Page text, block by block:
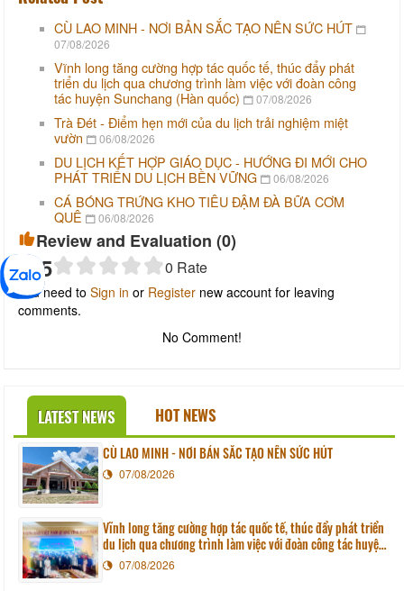
CÙ LAO MINH - NƠI BẢN SẮC TẠO NÊN SỨC HÚT
07/08/2026
Vĩnh long tăng cường hợp tác quốc tế, thúc đẩy phát
triển du lịch qua chương trình làm việc với đoàn công
tác huyện Sunchang (Hàn quốc)
07/08/2026
Trà Đét - Điểm hẹn mới của du lịch trải nghiệm miệt
vườn
06/08/2026
DU LỊCH KẾT HỢP GIÁO DỤC - HƯỚNG ĐI MỚI CHO
PHÁT TRIỂN DU LỊCH BỀN VỮNG
06/08/2026
CÁ BÓNG TRỨNG KHO TIÊU ĐẬM ĐÀ BỮA CƠM
QUÊ
06/08/2026
Review and Evaluation (0)
0/5 0 Rate
You need to Sign in or Register new account for leaving
comments.
No Comment!
LATEST NEWS HOT NEWS
CÙ LAO MINH - NƠI BẢN SẮC TẠO NÊN SỨC HÚT
07/08/2026
Vĩnh long tăng cường hợp tác quốc tế, thúc đẩy phát triển
du lịch qua chương trình làm việc với đoàn công tác huyện
Sunchang (Hàn quốc)
07/08/2026